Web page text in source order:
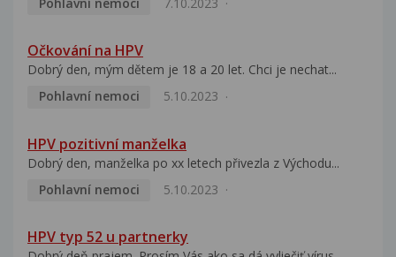
Očkování na HPV
Dobrý den, mým dětem je 18 a 20 let. Chci je nechat...
Pohlavní nemoci
5.10.2023
HPV pozitivní manželka
Dobrý den, manželka po xx letech přivezla z Východu...
Pohlavní nemoci
5.10.2023
HPV typ 52 u partnerky